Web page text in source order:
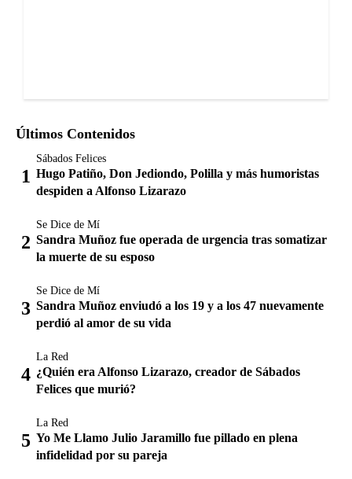
Últimos Contenidos
Sábados Felices
Hugo Patiño, Don Jediondo, Polilla y más humoristas
despiden a Alfonso Lizarazo
Se Dice de Mí
Sandra Muñoz fue operada de urgencia tras somatizar
la muerte de su esposo
Se Dice de Mí
Sandra Muñoz enviudó a los 19 y a los 47 nuevamente
perdió al amor de su vida
La Red
¿Quién era Alfonso Lizarazo, creador de Sábados
Felices que murió?
La Red
Yo Me Llamo Julio Jaramillo fue pillado en plena
infidelidad por su pareja